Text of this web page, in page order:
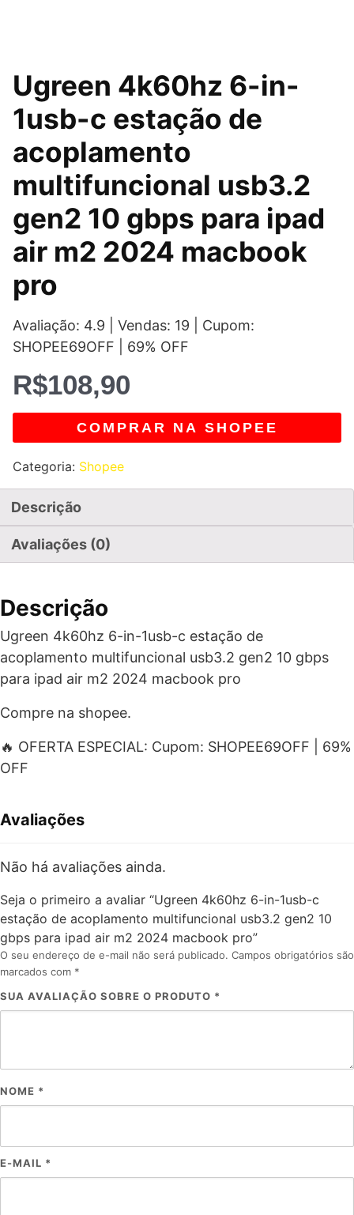
Ugreen 4k60hz 6-in-
1usb-c estação de
acoplamento
multifuncional usb3.2
gen2 10 gbps para ipad
air m2 2024 macbook
pro
Avaliação: 4.9 | Vendas: 19 | Cupom:
SHOPEE69OFF | 69% OFF
R$108,90
COMPRAR NA SHOPEE
Categoria: Shopee
Descrição
Avaliações (0)
Descrição
Ugreen 4k60hz 6-in-1usb-c estação de
acoplamento multifuncional usb3.2 gen2 10 gbps
para ipad air m2 2024 macbook pro
Compre na shopee.
🔥 OFERTA ESPECIAL: Cupom: SHOPEE69OFF | 69%
OFF
Avaliações
Não há avaliações ainda.
Seja o primeiro a avaliar “Ugreen 4k60hz 6-in-1usb-c
estação de acoplamento multifuncional usb3.2 gen2 10
gbps para ipad air m2 2024 macbook pro”
O seu endereço de e-mail não será publicado. Campos obrigatórios são
marcados com *
SUA AVALIAÇÃO SOBRE O PRODUTO *
NOME *
E-MAIL *